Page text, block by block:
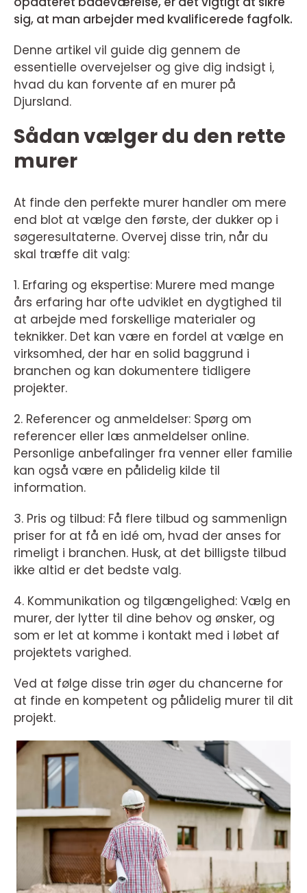
sig, at man arbejder med kvalificerede fagfolk.
Denne artikel vil guide dig gennem de
essentielle overvejelser og give dig indsigt i,
hvad du kan forvente af en murer på
Djursland.
Sådan vælger du den rette
murer
At finde den perfekte murer handler om mere
end blot at vælge den første, der dukker op i
søgeresultaterne. Overvej disse trin, når du
skal træffe dit valg:
1. Erfaring og ekspertise: Murere med mange
års erfaring har ofte udviklet en dygtighed til
at arbejde med forskellige materialer og
teknikker. Det kan være en fordel at vælge en
virksomhed, der har en solid baggrund i
branchen og kan dokumentere tidligere
projekter.
2. Referencer og anmeldelser: Spørg om
referencer eller læs anmeldelser online.
Personlige anbefalinger fra venner eller familie
kan også være en pålidelig kilde til
information.
3. Pris og tilbud: Få flere tilbud og sammenlign
priser for at få en idé om, hvad der anses for
rimeligt i branchen. Husk, at det billigste tilbud
ikke altid er det bedste valg.
4. Kommunikation og tilgængelighed: Vælg en
murer, der lytter til dine behov og ønsker, og
som er let at komme i kontakt med i løbet af
projektets varighed.
Ved at følge disse trin øger du chancerne for
at finde en kompetent og pålidelig murer til dit
projekt.